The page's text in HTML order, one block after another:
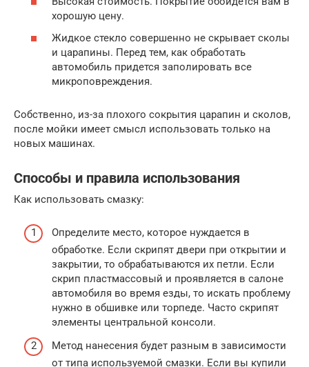
хорошую цену.
Жидкое стекло совершенно не скрывает сколы
и царапины. Перед тем, как обработать
автомобиль придется заполировать все
микроповреждения.
Собственно, из-за плохого сокрытия царапин и сколов,
после мойки имеет смысл использовать только на
новых машинах.
Способы и правила использования
Как использовать смазку:
Определите место, которое нуждается в
обработке. Если скрипят двери при открытии и
закрытии, то обрабатываются их петли. Если
скрип пластмассовый и проявляется в салоне
автомобиля во время езды, то искать проблему
нужно в обшивке или торпеде. Часто скрипят
элементы центральной консоли.
Метод нанесения будет разным в зависимости
от типа используемой смазки. Если вы купили